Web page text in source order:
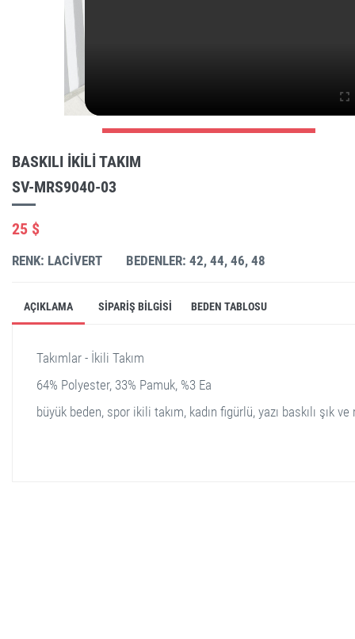
BASKILI IKILI TAKIM
SV-MRS9040-03
25 $
RENK: LACIVERT BEDENLER: 42, 44, 46, 48
AÇIKLAMA SIPARIŞ BILGISI BEDEN TABLOSU
Takımlar - İkili Takım
64% Polyester, 33% Pamuk, %3 Ea
büyük beden, spor ikili takım, kadın figürlü, yazı baskılı şık ve